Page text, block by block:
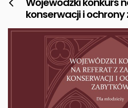

konserwacji i